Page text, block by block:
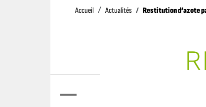
Accueil AccueilActualités Restitution d’azote